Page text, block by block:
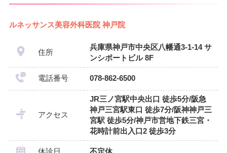
ルネッサンス美容外科医院 神戸院
住所
兵庫県神戸市中央区八幡通3-1-14 サ
ンシポートビル 8F
電話番号 078-862-6500
アクセス
JR三ノ宮駅中央出口 徒歩5分/阪急
神戸三宮駅東口 徒歩7分/阪神神戸三
宮駅 徒歩5分/神戸市営地下鉄三宮・
花時計前出入口2 徒歩3分
休診日 不定休